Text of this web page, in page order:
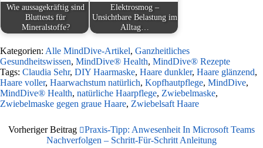
Wie aussagekräftig sind
Bluttests für
Mineralstoffe?
Elektrosmog –
Unsichtbare Belastung im
Alltag…
Kategorien: Alle MindDive-Artikel, Ganzheitliches
Gesundheitswissen, MindDive® Health, MindDive® Rezepte
Tags: Claudia Sehr, DIY Haarmaske, Haare dunkler, Haare glänzend,
Haare voller, Haarwachstum natürlich, Kopfhautpflege, MindDive,
MindDive® Health, natürliche Haarpflege, Zwiebelmaske,
Zwiebelmaske gegen graue Haare, Zwiebelsaft Haare
Vorheriger Beitrag
Praxis-Tipp: Anwesenheit In Microsoft Teams
Nachverfolgen – Schritt-Für-Schritt Anleitung